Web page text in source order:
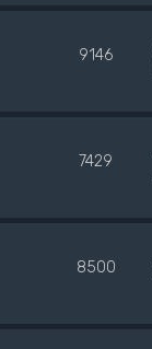
9146
7429
8500